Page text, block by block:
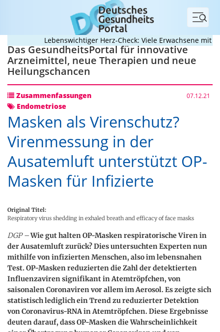
Menü
Lebenswichtiger Herz-Check: Viele Erwachsene mit
Das GesundheitsPortal für innovative
Arzneimittel, neue Therapien und neue
Heilungschancen
Zusammenfassungen 07.12.21
Endometriose
Masken als Virenschutz?
Virenmessung in der
Ausatemluft unterstützt OP-
Masken für Infizierte
Original Titel:
Respiratory virus shedding in exhaled breath and efficacy of face masks
DGP –Wie gut halten OP-Masken respiratorische Viren in
der Ausatemluft zurück? Dies untersuchten Experten nun
mithilfe von infizierten Menschen, also im lebensnahen
Test. OP-Masken reduzierten die Zahl der detektierten
Influenzaviren signifikant in Atemtröpfchen, von
saisonalen Coronaviren vor allem im Aerosol. Es zeigte sich
statistisch lediglich ein Trend zu reduzierter Detektion
von Coronavirus-RNA in Atemtröpfchen. Diese Ergebnisse
deuten darauf, dass OP-Masken die Wahrscheinlichkeit